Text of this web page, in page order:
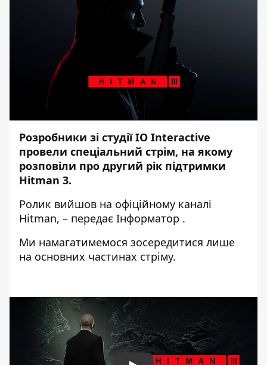
Розробники зі студії IO Interactive
провели спеціальний стрім, на якому
розповіли про другий рік підтримки
Hitman 3.
Ролик вийшов на офіційному каналі
Hitman, – передає Інформатор .
Ми намагатимемося зосередитися лише
на основних частинах стріму.